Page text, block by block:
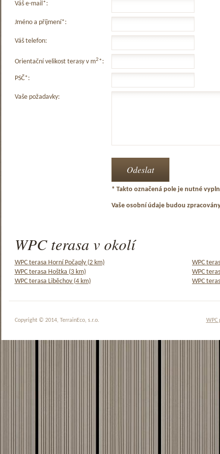
Váš e-mail*:
Jméno a příjmení*:
Váš telefon:
Orientační velikost terasy v m2*:
PSČ*:
Vaše požadavky:
* Takto označená pole je nutné
Vaše osobní údaje budou
WPC terasa v okolí
WPC terasa Horní Počaply (2 km)
WPC
WPC terasa Hoštka (3 km)
WPC
WPC terasa Liběchov (4 km)
WPC
WPC
Copyright © 2014, TerrainEco, s.r.o.